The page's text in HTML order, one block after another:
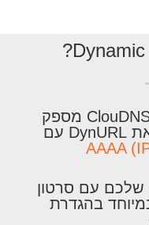
שירות Dynamic DNS של ClouDNS מספק
כתובת URL ייחודית הנקראת DynURL עם
AAAA
עם סרטון
בהגדרת